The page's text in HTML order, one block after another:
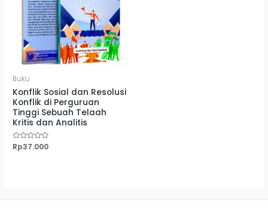
Buku
Konflik Sosial dan Resolusi
Konflik di Perguruan
Tinggi Sebuah Telaah
Kritis dan Analitis
Dinilai
Rp37.000